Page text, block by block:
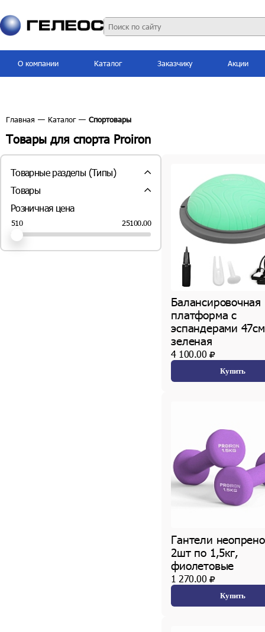
О компании Каталог Заказчику Акции
Главная — Каталог — Спортовары
Товары для спорта Proiron
Товарные разделы (Типы)
Балансировочные диски (
Гири (11шт.)
Грифы для штанги и гантелей (3шт.)
Диски для штанги и гантелей (блины)
Коврики и маты (22шт.)
Товары
Розничная цена
25100.00
510
Балансировочная
платформа с
эспандерами
зеленая
4 100.00
Купить
Гантели
2шт по 1,5кг,
фиолетовые
1 270.00
Купить